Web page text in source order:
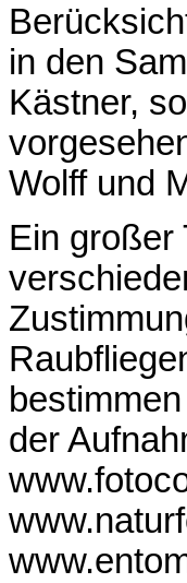
in den
Kästner,
Wolff und
Ein großer
der